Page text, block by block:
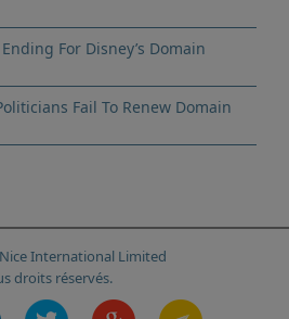
For Disney’s Domain
Fail To Renew Domain
International Limited
droits réservés.